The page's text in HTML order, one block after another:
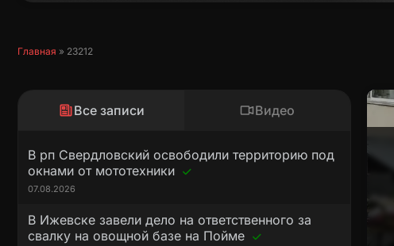
Главная » 23212
Все записи Видео
В рп Свердловский освободили территорию под
окнами от мототехники
07.08.2026
В Ижевске завели дело на ответственного за
свалку на овощной базе на Пойме